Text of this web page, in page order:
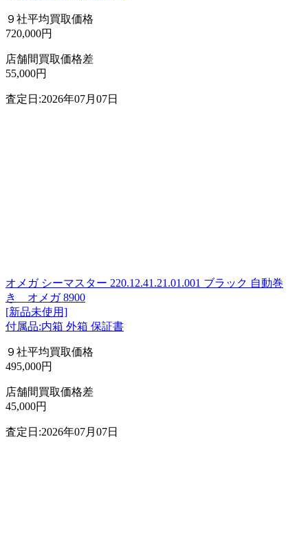
９社平均買取価格
720,000円
店舗間買取価格差
55,000円
査定日:2026年07月07日
オメガ シーマスター 220.12.41.21.01.001 ブラック 自動巻
き オメガ 8900
[新品未使用]
付属品:内箱 外箱 保証書
９社平均買取価格
495,000円
店舗間買取価格差
45,000円
査定日:2026年07月07日